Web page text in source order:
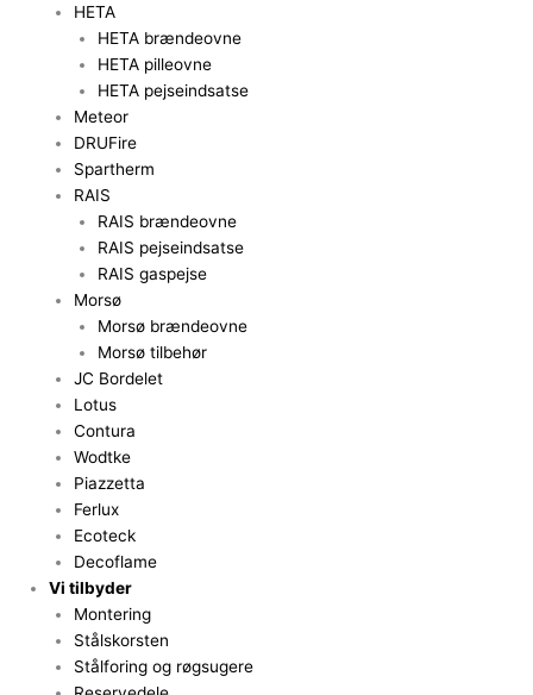
HETA
HETA brændeovne
HETA pilleovne
HETA pejseindsatse
Meteor
DRUFire
Spartherm
RAIS
RAIS brændeovne
RAIS pejseindsatse
RAIS gaspejse
Morsø
Morsø brændeovne
Morsø tilbehør
JC Bordelet
Lotus
Contura
Wodtke
Piazzetta
Ferlux
Ecoteck
Decoflame
Vi tilbyder
Montering
Stålskorsten
Stålforing og røgsugere